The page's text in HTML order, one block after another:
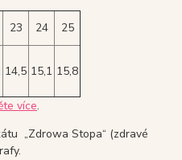
23 24
25
14,5 15,1 15,8
více.
„Zdrowa Stopa“ (zdravé